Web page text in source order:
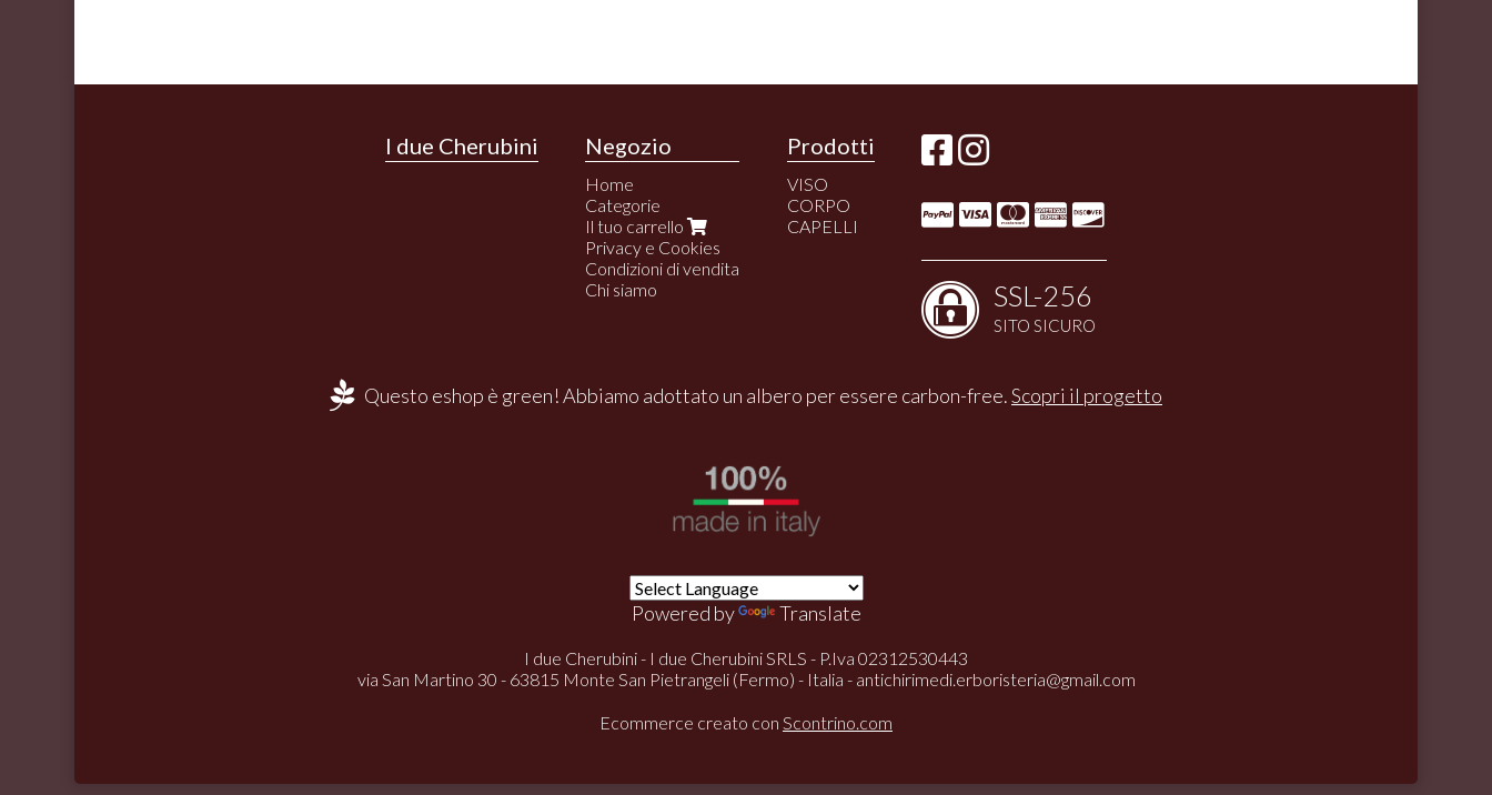
I due Cherubini Negozio
Home
Categorie
Il tuo carrello
Privacy e Cookies
Condizioni di vendita
Chi siamo
Prodotti
VISO
CORPO
CAPELLI
SSL-256
SITO SICURO
Questo eshop è green! Abbiamo adottato un albero per essere carbon-free.Scopri il progetto
Powered by Translate
I due Cherubini - I due Cherubini SRLS - P.Iva 02312530443
via San Martino 30 - 63815 Monte San Pietrangeli (Fermo) - Italia - antichirimedi.erboristeria@gmail.com
Ecommerce creato con Scontrino.com